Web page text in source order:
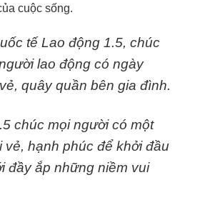
cuộc sống.
tế Lao động 1.5, chúc
lao động có ngày
quây quần bên gia đình.
chúc mọi người có một
vẻ, hạnh phúc để khởi đầu
đầy ắp những niềm vui